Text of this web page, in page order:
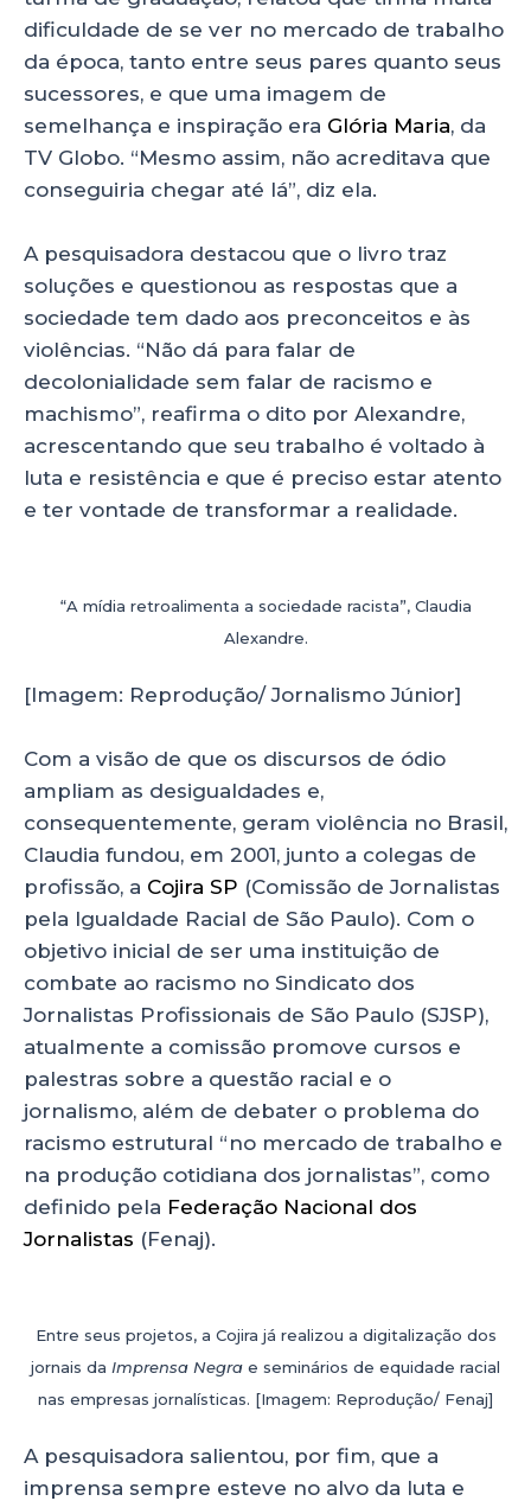
dificuldade de se ver no mercado de trabalho
da época, tanto entre seus pares quanto seus
sucessores, e que uma imagem de
semelhança e inspiração era Glória Maria, da
TV Globo. “Mesmo assim, não acreditava que
conseguiria chegar até lá”, diz ela.
A pesquisadora destacou que o livro traz
soluções e questionou as respostas que a
sociedade tem dado aos preconceitos e às
violências. “Não dá para falar de
decolonialidade sem falar de racismo e
machismo”, reafirma o dito por Alexandre,
acrescentando que seu trabalho é voltado à
luta e resistência e que é preciso estar atento
e ter vontade de transformar a realidade.
“A mídia retroalimenta a sociedade racista”, Claudia
Alexandre.
[Imagem: Reprodução/ Jornalismo Júnior]
Com a visão de que os discursos de ódio
ampliam as desigualdades e,
consequentemente, geram violência no Brasil,
Claudia fundou, em 2001, junto a colegas de
profissão, a Cojira SP (Comissão de Jornalistas
pela Igualdade Racial de São Paulo). Com o
objetivo inicial de ser uma instituição de
combate ao racismo no Sindicato dos
Jornalistas Profissionais de São Paulo (SJSP),
atualmente a comissão promove cursos e
palestras sobre a questão racial e o
jornalismo, além de debater o problema do
racismo estrutural “no mercado de trabalho e
na produção cotidiana dos jornalistas”, como
definido pela Federação Nacional dos
Jornalistas (Fenaj).
Entre seus projetos, a Cojira já realizou a digitalização dos
jornais da Imprensa Negra e seminários de equidade racial
nas empresas jornalísticas. [Imagem: Reprodução/ Fenaj]
A pesquisadora salientou, por fim, que a
imprensa sempre esteve no alvo da luta e